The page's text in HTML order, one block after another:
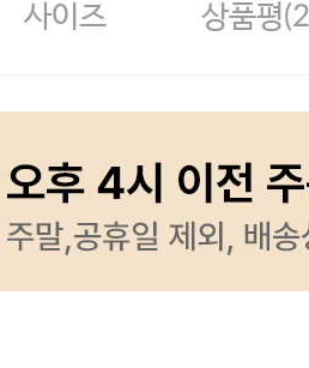
사이즈 상품평(2